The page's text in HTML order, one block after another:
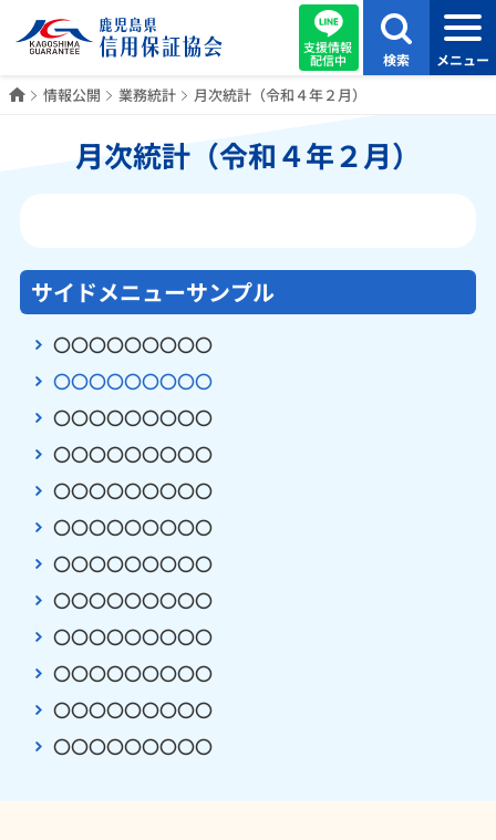
支援情報
配信中 検索 メニュー
ホーム
情報公開 業務統計 月次統計（令和４年２月）
月次統計（令和４年２月）
サイドメニューサンプル
〇〇〇〇〇〇〇〇〇
〇〇〇〇〇〇〇〇〇
〇〇〇〇〇〇〇〇〇
〇〇〇〇〇〇〇〇〇
〇〇〇〇〇〇〇〇〇
〇〇〇〇〇〇〇〇〇
〇〇〇〇〇〇〇〇〇
〇〇〇〇〇〇〇〇〇
〇〇〇〇〇〇〇〇〇
〇〇〇〇〇〇〇〇〇
〇〇〇〇〇〇〇〇〇
〇〇〇〇〇〇〇〇〇